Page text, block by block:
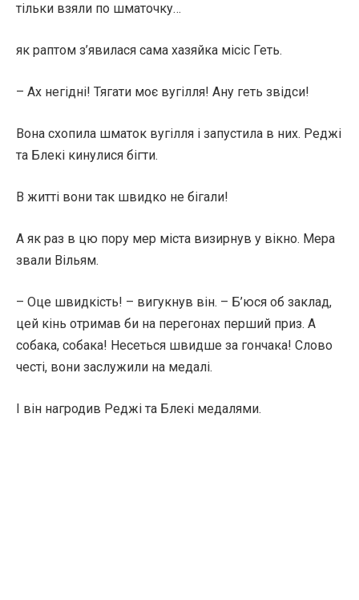
тільки взяли по шматочку…
як раптом з’явилася сама хазяйка місіс Геть.
– Ах негідні! Тягати моє вугілля! Ану геть звідси!
Вона схопила шматок вугілля і запустила в них. Реджі
та Блекі кинулися бігти.
В житті вони так швидко не бігали!
А як раз в цю пору мер міста визирнув у вікно. Мера
звали Вільям.
– Оце швидкість! – вигукнув він. – Б’юся об заклад,
цей кінь отримав би на перегонах перший приз. А
собака, собака! Несеться швидше за гончака! Слово
честі, вони заслужили на медалі.
І він нагродив Реджі та Блекі медалями.